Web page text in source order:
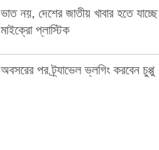
ভাত নয়, দেশের জাতীয় খাবার হতে যাচ্ছে
মাইক্রো প্লাস্টিক
অবসরের পর ট্র্যাভেল ভ্লগিং করবেন চুপ্পু